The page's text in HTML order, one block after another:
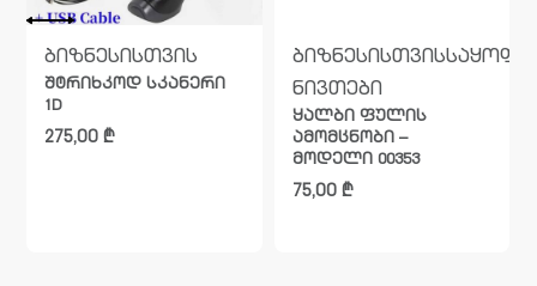
ბიზნესისთვის
შტრიხკოდ სკანერი
1D
275,00 ₾
ბიზნესისთვის
ნივთები
ყალბი ფულის
ამომცნობი –
მოდელი 00353
75,00 ₾